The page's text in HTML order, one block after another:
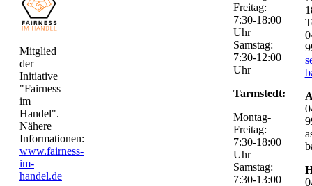
Mitglied
der
Initiative
"Fairness
im
Handel".
Nähere
Informationen:
www.fairness-
im-
handel.de
Freitag:
7:30-18:00
Uhr
Samstag:
7:30-12:00
Uhr
Tarmstedt:
Montag-
Freitag:
7:30-18:00
Uhr
Samstag:
7:30-13:00